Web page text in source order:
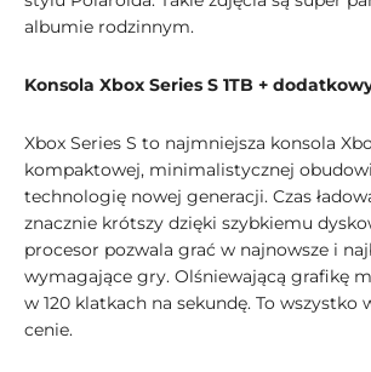
albumie rodzinnym.
Konsola Xbox Series S 1TB +
Xbox Series S to najmniejsza konsola
kompaktowej, minimalistycznej
technologię nowej generacji. Czas
znacznie krótszy dzięki szybkiemu
procesor pozwala grać w najnowsze i
wymagające gry. Olśniewającą grafikę
w 120 klatkach na sekundę. To wszystko
cenie.